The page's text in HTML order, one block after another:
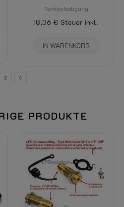
Tankmontagesätze
206,56 €
-15%